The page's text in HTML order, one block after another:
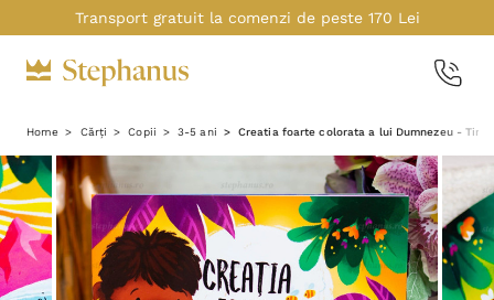
Transport gratuit la comenzi de peste 170 Lei
Home Cărți Copii 3-5 ani Creatia foarte colorata a lui Dumnezeu - Tim